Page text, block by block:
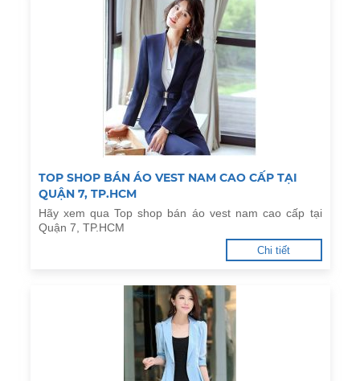
TOP SHOP BÁN ÁO VEST NAM CAO CẤP TẠI
QUẬN 7, TP.HCM
Hãy xem qua Top shop bán áo vest nam cao cấp tại
Quận 7, TP.HCM
Chi tiết